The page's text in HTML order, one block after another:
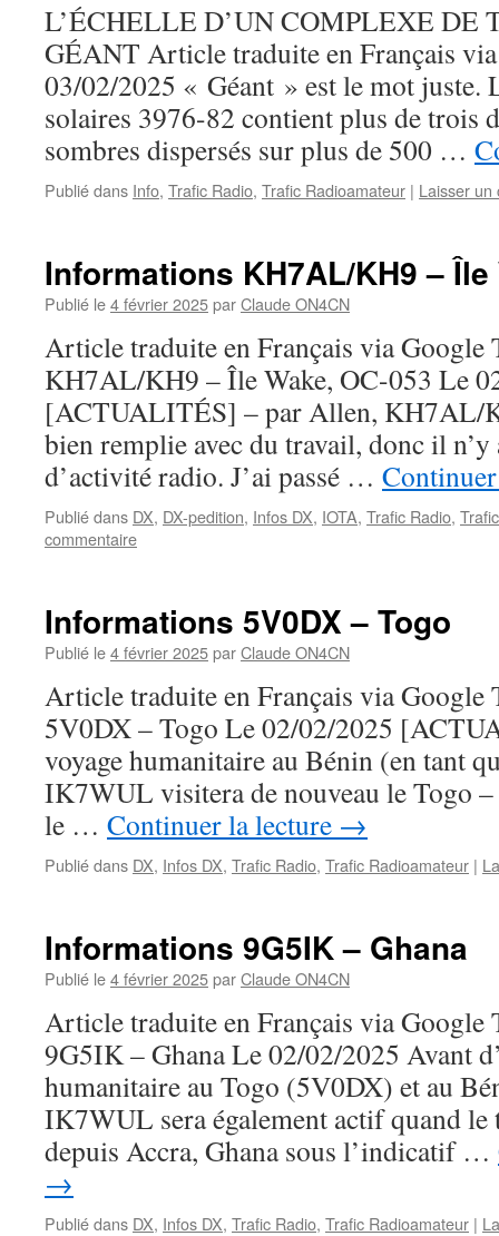
L’ÉCHELLE D’UN COMPLEXE DE
GÉANT Article traduite en Français
03/02/2025 « Géant » est le mot juste.
solaires 3976-82 contient plus de trois
sombres dispersés sur plus de 500 …
Publié dans Info, Trafic Radio, Trafic Radioamateur | Laisser un
Informations KH7AL/KH9 – Île
Publié le4 février 2025parClaude ON4CN
Article traduite en Français via Google
KH7AL/KH9 – Île Wake, OC-053 Le
[ACTUALITÉS] – par Allen, KH7AL/
bien remplie avec du travail, donc il n’y
d’activité radio. J’ai passé …
Publié dans DX, DX-pedition, Infos DX, IOTA, Trafic Radio,
commentaire
Informations 5V0DX – Togo
Publié le4 février 2025parClaude ON4CN
Article traduite en Français via Google
5V0DX – Togo Le 02/02/2025
voyage humanitaire au Bénin (en tant
IK7WUL visitera de nouveau le Togo –
le … Continuer la lecture →
Publié dans DX, Infos DX, Trafic Radio, Trafic Radioamateur |
Informations 9G5IK – Ghana
Publié le4 février 2025parClaude ON4CN
Article traduite en Français via Google
9G5IK – Ghana Le 02/02/2025 Avant
humanitaire au Togo (5V0DX) et au
IK7WUL sera également actif quand le
depuis Accra, Ghana sous l’indicatif …
→
Publié dans DX, Infos DX, Trafic Radio, Trafic Radioamateur |